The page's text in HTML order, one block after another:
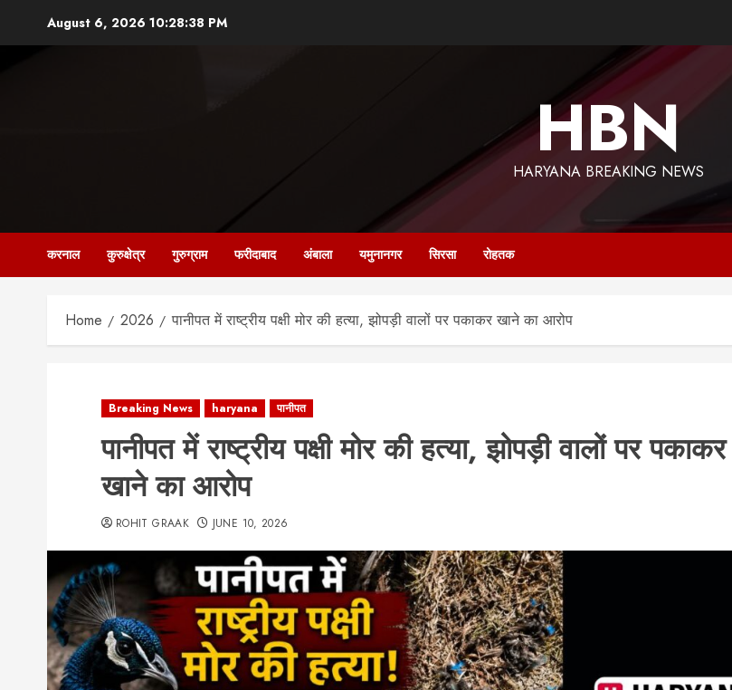
August 6, 2026 10:28:39 PM
HBN
HARYANA BREAKING NEWS
करनाल कुरुक्षेत्र गुरुग्राम फरीदाबाद अंबाला यमुनानगर सिरसा रोहतक
Home 2026 पानीपत में राष्ट्रीय पक्षी मोर की हत्या, झोपड़ी वालों पर पकाकर खाने का आरोप
Breaking News haryana पानीपत
पानीपत में राष्ट्रीय पक्षी मोर की हत्या, झोपड़ी वालों पर पकाकर
खाने का आरोप
ROHIT GRAAK JUNE 10, 2026